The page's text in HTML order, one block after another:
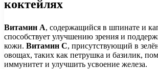
коктейлях
Витамин А, содержащийся в шпинате и
способствует улучшению зрения и
кожи. Витамин C, присутствующий в
овощах, таких как петрушка и базилик,
иммунитет и улучшить усвоение железа.